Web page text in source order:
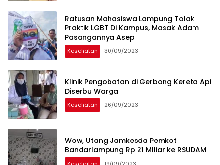
Ratusan Mahasiswa Lampung Tolak
Praktik LGBT Di Kampus, Masak Adam
Pasangannya Asep
Kesehatan 30/09/2023
Klinik Pengobatan di Gerbong Kereta Api
Diserbu Warga
Kesehatan 26/09/2023
Wow, Utang Jamkesda Pemkot
Bandarlampung Rp 21 MIliar ke RSUDAM